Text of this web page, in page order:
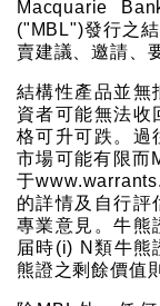
Macquarie
("MBL")發行之
賣建議、邀請、
結構性產品並無
資者可能無法收
格可升可跌。過
市場可能有限而
于
的詳情及自行評
專業意見。牛熊
届時(i) N類牛熊
熊證之剩餘價值